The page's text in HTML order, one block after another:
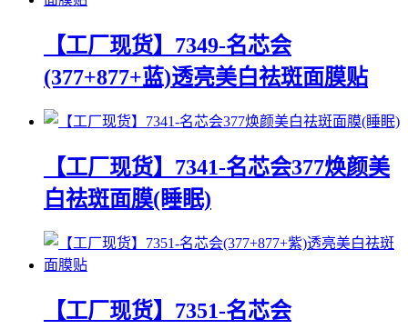
【工厂现货】7349-名芯会
(377+877+蓝)透亮美白祛斑面膜贴
【工厂现货】7341-名芯会377焕颜美
白祛斑面膜(睡眠)
【工厂现货】7351-名芯会